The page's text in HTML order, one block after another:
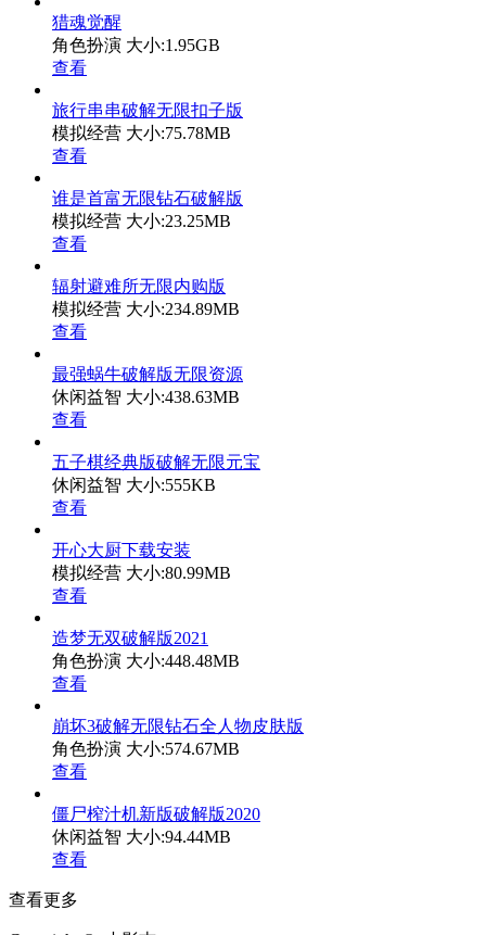
猎魂觉醒
角色扮演 大小:1.95GB
查看
旅行串串破解无限扣子版
模拟经营 大小:75.78MB
查看
谁是首富无限钻石破解版
模拟经营 大小:23.25MB
查看
辐射避难所无限内购版
模拟经营 大小:234.89MB
查看
最强蜗牛破解版无限资源
休闲益智 大小:438.63MB
查看
五子棋经典版破解无限元宝
休闲益智 大小:555KB
查看
开心大厨下载安装
模拟经营 大小:80.99MB
查看
造梦无双破解版2021
角色扮演 大小:448.48MB
查看
崩坏3破解无限钻石全人物皮肤版
角色扮演 大小:574.67MB
查看
僵尸榨汁机新版破解版2020
休闲益智 大小:94.44MB
查看
查看更多